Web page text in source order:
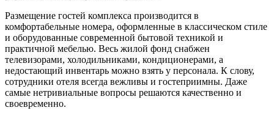
Размещение гостей комплекса производится в
комфортабельные номера, оформленные в классическом стиле
и оборудованные современной бытовой техникой и
практичной мебелью. Весь жилой фонд снабжен
телевизорами, холодильниками, кондиционерами, а
недостающий инвентарь можно взять у персонала. К слову,
сотрудники отеля всегда вежливы и гостеприимны. Даже
самые нетривиальные вопросы решаются качественно и
своевременно.